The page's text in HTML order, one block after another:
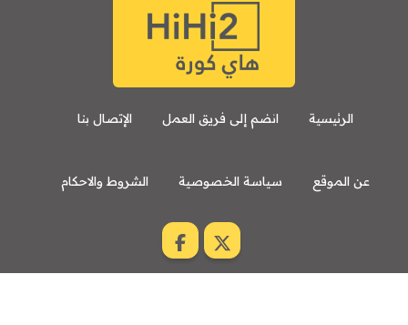
الرئيسية انضم إلى فريق العمل الإتصال بنا
عن الموقع سياسة الخصوصية الشروط والاحكام